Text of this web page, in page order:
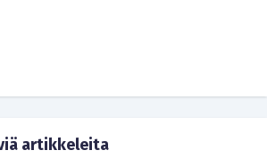
artikkeleita